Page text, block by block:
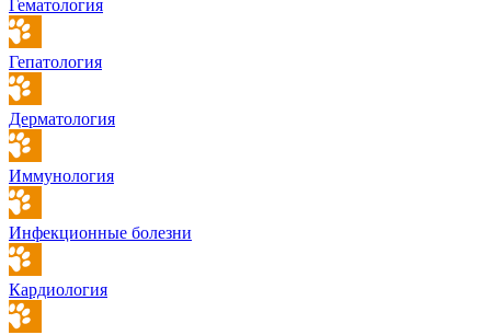
Гематология
Гепатология
Дерматология
Иммунология
Инфекционные болезни
Кардиология